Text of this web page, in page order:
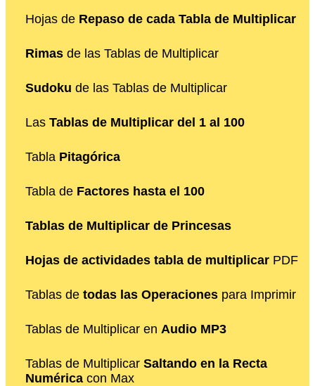
Hojas de Repaso de cada Tabla de Multiplicar
Rimas de las Tablas de Multiplicar
Sudoku de las Tablas de Multiplicar
Las Tablas de Multiplicar del 1 al 100
Tabla Pitagórica
Tabla de Factores hasta el 100
Tablas de Multiplicar de Princesas
Hojas de actividades tabla de multiplicar PDF
Tablas de todas las Operaciones para Imprimir
Tablas de Multiplicar en Audio MP3
Tablas de Multiplicar Saltando en la Recta
Numérica con Max